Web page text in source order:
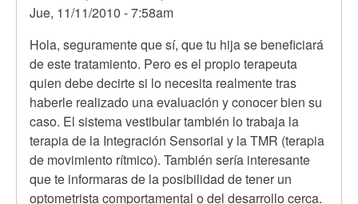
Jue, 11/11/2010 - 7:58am
En
respuesta
a
Hola,
mi
hija
tiene
13
años
Hola, seguramente que sí, que tu hija se beneficiará
de este tratamiento. Pero es el propio terapeuta
quien debe decirte si lo necesita realmente tras
haberle realizado una evaluación y conocer bien su
caso. El sistema vestibular también lo trabaja la
terapia de la Integración Sensorial y la TMR (terapia
de movimiento rítmico). También sería interesante
que te informaras de la posibilidad de tener un
optometrista comportamental o del desarrollo cerca.